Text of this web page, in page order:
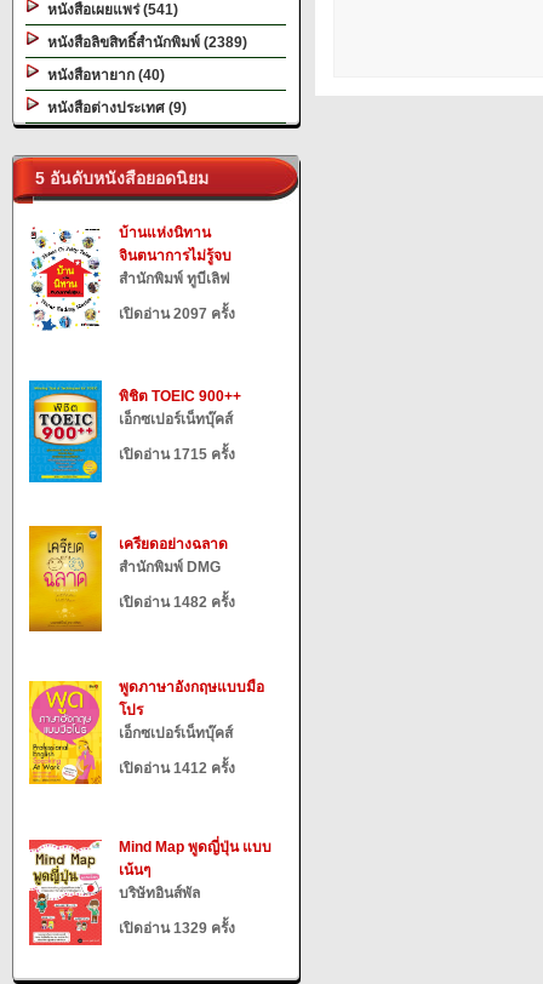
หนังสือเผยแพร่ (541)
หนังสือลิขสิทธิ์สำนักพิมพ์ (2389)
หนังสือหายาก (40)
หนังสือต่างประเทศ (9)
5 อันดับหนังสือยอดนิยม
บ้านแห่งนิทาน
จินตนาการไม่รู้จบ
สำนักพิมพ์ ทูบีเลิฟ
เปิดอ่าน 2097 ครั้ง
พิชิต TOEIC 900++
เอ็กซเปอร์เน็ทบุ๊คส์
เปิดอ่าน 1715 ครั้ง
เครียดอย่างฉลาด
สำนักพิมพ์ DMG
เปิดอ่าน 1482 ครั้ง
พูดภาษาอังกฤษแบบมือ
โปร
เอ็กซเปอร์เน็ทบุ๊คส์
เปิดอ่าน 1412 ครั้ง
Mind Map พูดญี่ปุ่น แบบ
เน้นๆ
บริษัทอินส์พัล
เปิดอ่าน 1329 ครั้ง